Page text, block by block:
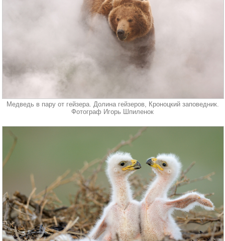
Медведь в пару от гейзера. Долина гейзеров, Кроноцкий заповедник.
Фотограф Игорь Шпиленок